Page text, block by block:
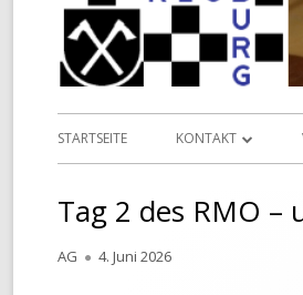
Primäres
STARTSEITE KONTAKT
Tag 2 des RMO –
Autor
AG
Veröffentlicht
4. Juni 2026